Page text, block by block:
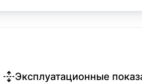
Эксплуатационные